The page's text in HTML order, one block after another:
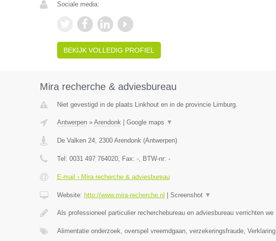
Sociale media:
BEKIJK VOLLEDIG PROFIEL
Mira recherche & adviesbureau
Niet gevestigd in de plaats Linkhout en in de provincie Limburg.
Antwerpen» Arendonk| Google maps ▼
De Valken 24, 2300 Arendonk(Antwerpen)
Tel: 0031 497 764020, Fax: -, BTW-nr: -
E-mail › Mira recherche & adviesbureau
Website: http://www.mira-recherche.nl Screenshot ▼
Als professioneel particulier recherchebureau en adviesbureau verrichten we
Alimentatie onderzoek, overspel vreemdgaan, verzekeringsfraude, Verklaring